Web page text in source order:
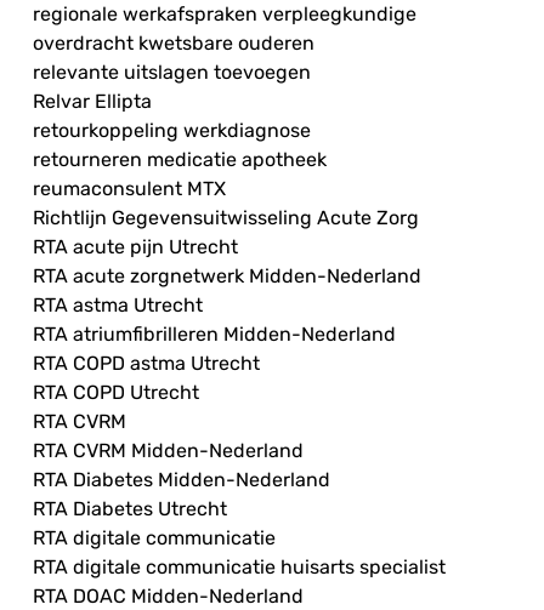
regionale werkafspraken verpleegkundige
overdracht kwetsbare ouderen
relevante uitslagen toevoegen
Relvar Ellipta
retourkoppeling werkdiagnose
retourneren medicatie apotheek
reumaconsulent MTX
Richtlijn Gegevensuitwisseling Acute Zorg
RTA acute pijn Utrecht
RTA acute zorgnetwerk Midden-Nederland
RTA astma Utrecht
RTA atriumfibrilleren Midden-Nederland
RTA COPD astma Utrecht
RTA COPD Utrecht
RTA CVRM
RTA CVRM Midden-Nederland
RTA Diabetes Midden-Nederland
RTA Diabetes Utrecht
RTA digitale communicatie
RTA digitale communicatie huisarts specialist
RTA DOAC Midden-Nederland